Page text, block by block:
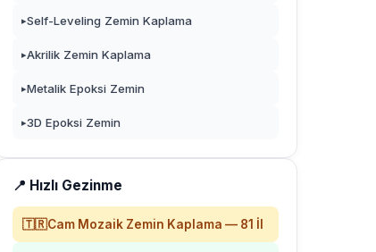
▸Self-Leveling Zemin Kaplama
▸Akrilik Zemin Kaplama
▸Metalik Epoksi Zemin
▸3D Epoksi Zemin
📍 Hızlı Gezinme
🇹🇷Cam Mozaik Zemin Kaplama — 81 İl